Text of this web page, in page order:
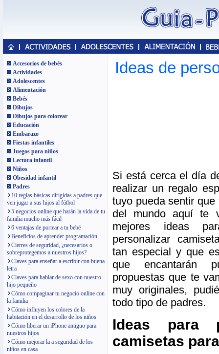
Accesorios de bebés
Actividades
Adolescentes
Alimentación
Bebés
Dibujos
Dibujos para colorear
Educación
Embarazo
Fiestas infantiles
Juegos para niños
Lectura infantil
Niños
Obesidad infantil
Padres
10 reglas básicas dirigidas a padres que
ven jugar a sus hijos al fútbol
5 negocios online que harán la vida de tu
familia mucho más fácil
6 ventajas de portear a tu bebé
Beneficios de aprender programación
Cierres de seguridad, ¿necesarios o
sobreprotegemos a nuestros hijos?
Claves para enseñar a escribir con buena
letra
Claves para hablar de sexo con nuestro
hijo pequeño
Cómo compaginar tu negocio online con
la familia
Cómo influyen los colores de la
habitación en el desarrollo de los niños
Cómo liberar un iPhone antiguo para
nuestros hijos
Cómo mejorar la a seguridad de los
niños en casa
Ideas de
Si está cerca el día
realizar un regalo
tuyo pueda sentir
del mundo aquí te
mejores ideas
personalizar
tan especial y que
que encantarán
propuestas que te
muy originales,
todo tipo de padres.
Ideas para
camisetas